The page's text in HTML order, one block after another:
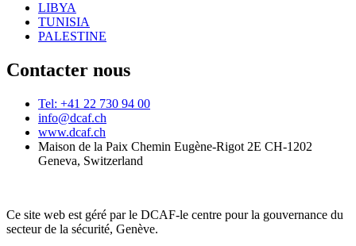
LIBYA
TUNISIA
PALESTINE
Contacter nous
Tel: +41 22 730 94 00
info@dcaf.ch
www.dcaf.ch
Maison de la Paix Chemin Eugène-Rigot 2E CH-1202
Geneva, Switzerland
Ce site web est géré par le DCAF-le centre pour la gouvernance du
secteur de la sécurité, Genève.